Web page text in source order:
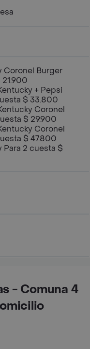
Coronel Burger
+ Pepsi
$ 33.800
Coronel
$ 29.900
Coronel
$ 47.800
Para 2 cuesta $
- Comuna 4